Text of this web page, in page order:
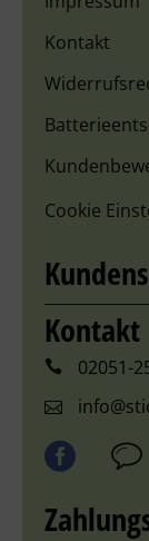
Kontakt
Cookie
Kontakt
02051-